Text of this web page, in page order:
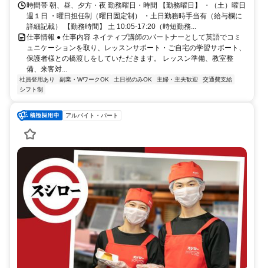
時間帯 朝、昼、夕方・夜 勤務曜日・時間 【勤務曜日】 ・（土）曜日
週１日 ・曜日担任制（曜日固定制） ・土日勤務時手当有（給与欄に
詳細記載） 【勤務時間】 土 10:05-17:20（時短勤務...
仕事情報 ● 仕事内容 ネイティブ講師のパートナーとして英語でコミ
ュニケーションを取り、レッスンサポート・ご自宅の学習サポート、
保護者様との橋渡しをしていただきます。 レッスン準備、教室整
備、来客対...
社員登用あり 副業・WワークOK 土日祝のみOK 主婦・主夫歓迎
交通費支給
シフト制
アルバイト・パート